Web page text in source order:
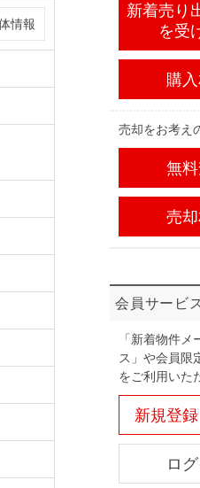
情報
新着売り
を受
購
売却をお考え
無
売
会員サービ
「新着物件メ
ス」や会員限
をご利用いた
新規登録
ロ